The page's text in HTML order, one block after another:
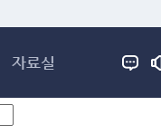
자료실